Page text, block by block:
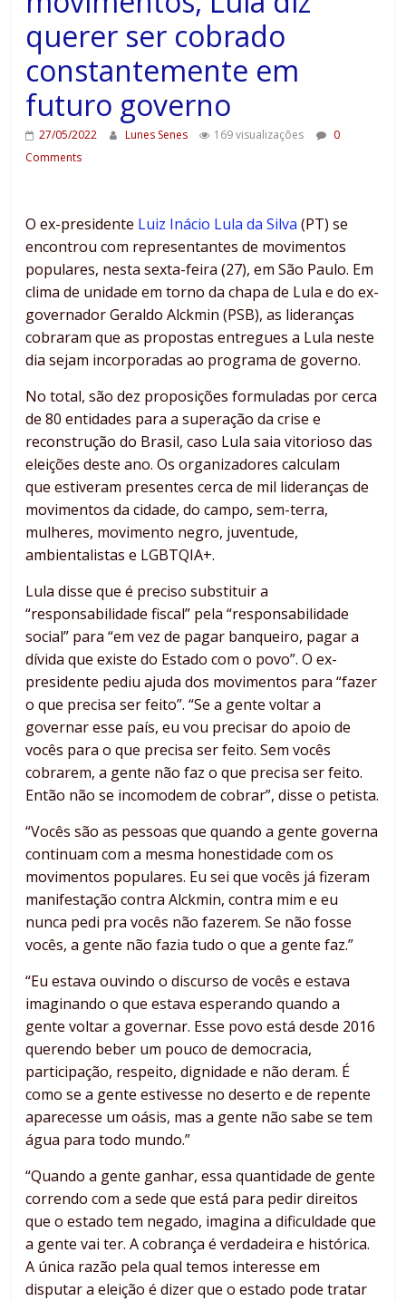
querer ser cobrado
constantemente em
futuro governo
27/05/2022 Lunes Senes 169 visualizações
0
Comments
O ex-presidente Luiz Inácio Lula da Silva (PT) se
encontrou com representantes de movimentos
populares, nesta sexta-feira (27), em São Paulo. Em
clima de unidade em torno da chapa de Lula e do ex-
governador Geraldo Alckmin (PSB), as lideranças
cobraram que as propostas entregues a Lula neste
dia sejam incorporadas ao programa de governo.
No total, são dez proposições formuladas por cerca
de 80 entidades para a superação da crise e
reconstrução do Brasil, caso Lula saia vitorioso das
eleições deste ano. Os organizadores calculam
que estiveram presentes cerca de mil lideranças de
movimentos da cidade, do campo, sem-terra,
mulheres, movimento negro, juventude,
ambientalistas e LGBTQIA+.
Lula disse que é preciso substituir a
“responsabilidade fiscal” pela “responsabilidade
social” para “em vez de pagar banqueiro, pagar a
dívida que existe do Estado com o povo”. O ex-
presidente pediu ajuda dos movimentos para “fazer
o que precisa ser feito”. “Se a gente voltar a
governar esse país, eu vou precisar do apoio de
vocês para o que precisa ser feito. Sem vocês
cobrarem, a gente não faz o que precisa ser feito.
Então não se incomodem de cobrar”, disse o petista.
“Vocês são as pessoas que quando a gente governa
continuam com a mesma honestidade com os
movimentos populares. Eu sei que vocês já fizeram
manifestação contra Alckmin, contra mim e eu
nunca pedi pra vocês não fazerem. Se não fosse
vocês, a gente não fazia tudo o que a gente faz.”
“Eu estava ouvindo o discurso de vocês e estava
imaginando o que estava esperando quando a
gente voltar a governar. Esse povo está desde 2016
querendo beber um pouco de democracia,
participação, respeito, dignidade e não deram. É
como se a gente estivesse no deserto e de repente
aparecesse um oásis, mas a gente não sabe se tem
água para todo mundo.”
“Quando a gente ganhar, essa quantidade de gente
correndo com a sede que está para pedir direitos
que o estado tem negado, imagina a dificuldade que
a gente vai ter. A cobrança é verdadeira e histórica.
A única razão pela qual temos interesse em
disputar a eleição é dizer que o estado pode tratar